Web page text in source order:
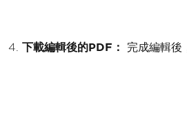
下載編輯後的PDF： 完成編輯